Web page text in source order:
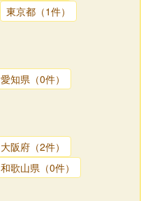
東京都（1件）
愛知県（0件）
大阪府（2件）
和歌山県（0件）